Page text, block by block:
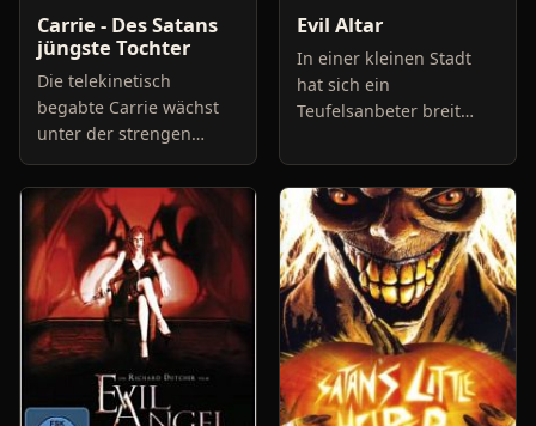
Carrie - Des Satans
jüngste Tochter
Die telekinetisch
begabte Carrie wächst
unter der strengen
Obhut ihrer fanatisch-
religiösen Mutter heran.
Diese will sie vor
jedwedem irdischen
"Schmutz
Evil Altar
In einer kleinen Stadt
hat sich ein
Teufelsanbeter breit
Necromancer“ genannt
wird. Er hat einen Packt
mit dem Teufel
geschlossen und wil